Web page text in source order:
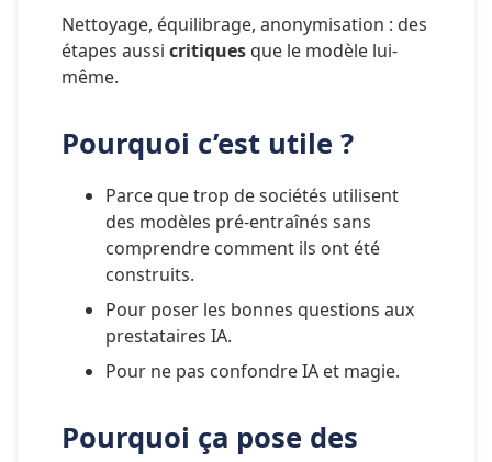
Nettoyage, équilibrage, anonymisation : des
étapes aussi critiques que le modèle lui-
même.
Pourquoi c’est utile ?
Parce que trop de sociétés utilisent
des modèles pré-entraînés sans
comprendre comment ils ont été
construits.
Pour poser les bonnes questions aux
prestataires IA.
Pour ne pas confondre IA et magie.
Pourquoi ça pose des